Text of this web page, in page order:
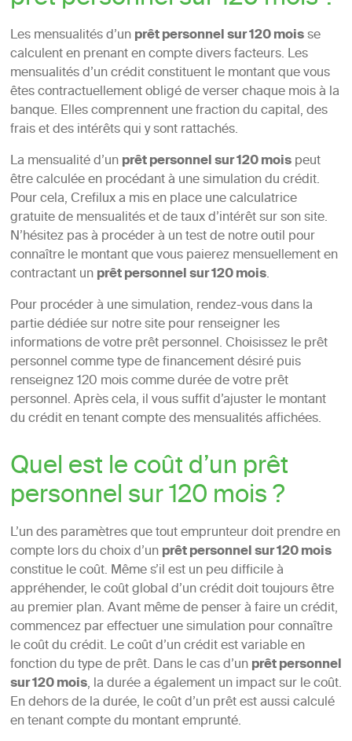
Les mensualités d’unprêt personnel sur 120 moisse
calculent en prenant en compte divers facteurs. Les
mensualités d’un crédit constituent le montant que vous
êtes contractuellement obligé de verser chaque mois à la
banque. Elles comprennent une fraction du capital, des
frais et des intérêts qui y sont rattachés.
La mensualité d’unprêt personnel sur 120 moispeut
être calculée en procédant à une simulation du crédit.
Pour cela, Crefilux a mis en place une calculatrice
gratuite de mensualités et de taux d’intérêt sur son site.
N’hésitez pas à procéder à un test de notre outil pour
connaître le montant que vous paierez mensuellement en
contractant unprêt personnel sur 120 mois.
Pour procéder à une simulation, rendez-vous dans la
partie dédiée sur notre site pour renseigner les
informations de votre prêt personnel. Choisissez le prêt
personnel comme type de financement désiré puis
renseignez 120 mois comme durée de votre prêt
personnel. Après cela, il vous suffit d’ajuster le montant
du crédit en tenant compte des mensualités affichées.
Quel est le coût d’un prêt
personnel sur 120 mois ?
L’un des paramètres que tout emprunteur doit prendre en
compte lors du choix d’unprêt personnel sur 120 mois
constitue le coût. Même s’il est un peu difficile à
appréhender, le coût global d’un crédit doit toujours être
au premier plan. Avant même de penser à faire un crédit,
commencez par effectuer une simulation pour connaître
le coût du crédit. Le coût d’un crédit est variable en
fonction du type de prêt. Dans le cas d’unprêt personnel
sur 120 mois, la durée a également un impact sur le coût.
En dehors de la durée, le coût d’un prêt est aussi calculé
en tenant compte du montant emprunté.